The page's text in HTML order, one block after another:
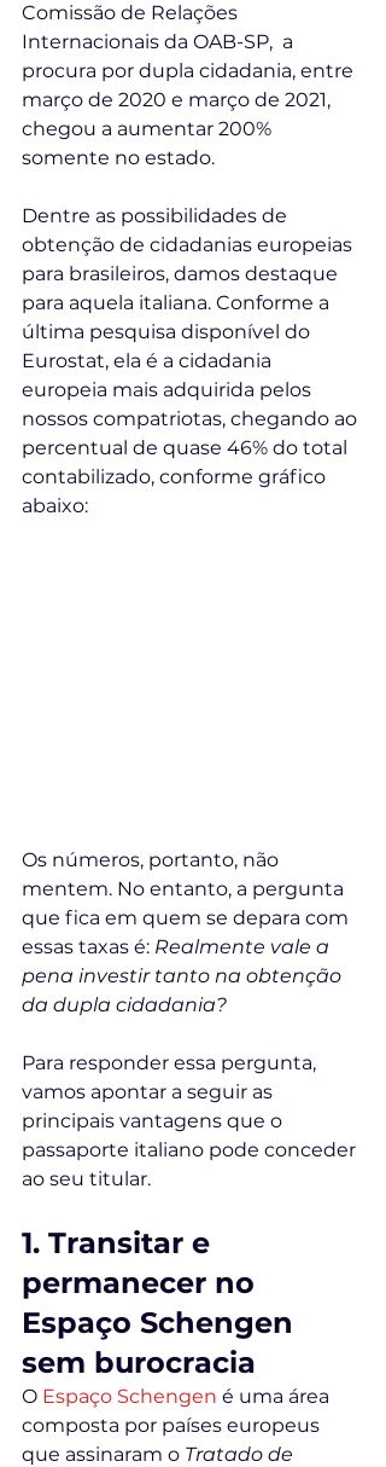
Comissão de Relações
Internacionais da OAB-SP,  a
procura por dupla cidadania, entre
março de 2020 e março de 2021,
chegou a aumentar 200%
somente no estado.
Dentre as possibilidades de
obtenção de cidadanias europeias
para brasileiros, damos destaque
para aquela italiana. Conforme a
última pesquisa disponível do
Eurostat, ela é a cidadania
europeia mais adquirida pelos
nossos compatriotas, chegando ao
percentual de quase 46% do total
contabilizado, conforme gráfico
abaixo:
Os números, portanto, não
mentem. No entanto, a pergunta
que fica em quem se depara com
essas taxas é: Realmente vale a
pena investir tanto na obtenção
da dupla cidadania?
Para responder essa pergunta,
vamos apontar a seguir as
principais vantagens que o
passaporte italiano pode conceder
ao seu titular.
1. Transitar e
permanecer no
Espaço Schengen
sem burocracia
O Espaço Schengen é uma área
composta por países europeus
que assinaram o Tratado de